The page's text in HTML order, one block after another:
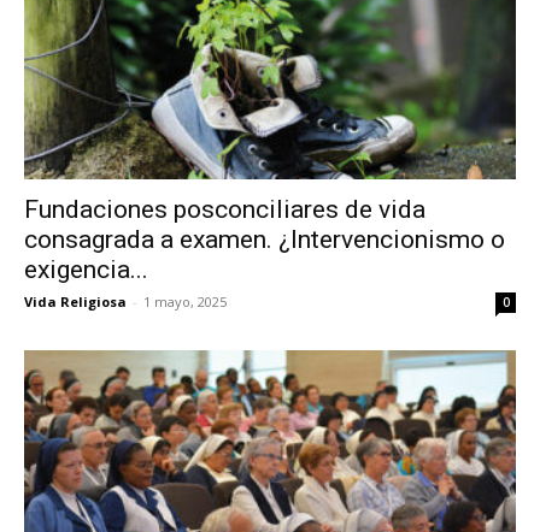
Fundaciones posconciliares de vida
consagrada a examen. ¿Intervencionismo o
exigencia...
Vida Religiosa - 1 mayo, 2025 0